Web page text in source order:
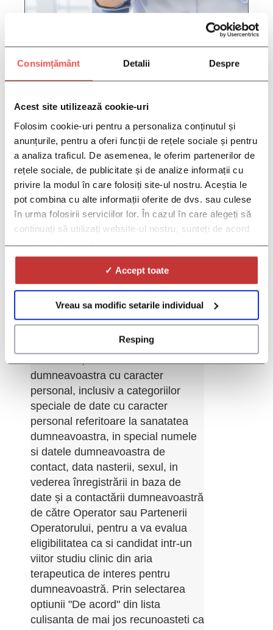
Consimțământ Detalii Despre
Acest site utilizează cookie-uri
Folosim cookie-uri pentru a personaliza conținutul și
anunțurile, pentru a oferi funcții de rețele sociale și pentru
a analiza traficul. De asemenea, le oferim partenerilor de
rețele sociale, de publicitate și de analize informații cu
privire la modul în care folosiți site-ul nostru. Aceștia le
pot combina cu alte informații oferite de dvs. sau culese
în urma folosirii serviciilor lor. În cazul în care alegeți să
continuați să utilizați website-ul nostru, sunteți de acord
cu utilizarea modulelor noastre cookie.
✓ Accept toate
Vreau sa modific setarile individual
Resping
DVS. AICI:
*Gen:
*Prin selectarea optiunii "De acord"
din lista culisanta de mai jos va dati
consimtamantul pentru prelucrarea
administrează platformele DOC și
DOC PRO, a datelor
dumneavoastra cu caracter
personal, inclusiv a categoriilor
speciale de date cu caracter
personal referitoare la sanatatea
dumneavoastra, in special numele
si datele dumneavoastra de
contact, data nasterii, sexul, in
vederea înregistrării in baza de
date și a contactării dumneavoastră
de către Operator sau Partenerii
Operatorului, pentru a va evalua
eligibilitatea ca si candidat intr-un
viitor studiu clinic din aria
terapeutica de interes pentru
dumneavoastră. Prin selectarea
optiunii "De acord" din lista
culisanta de mai jos recunoasteti ca